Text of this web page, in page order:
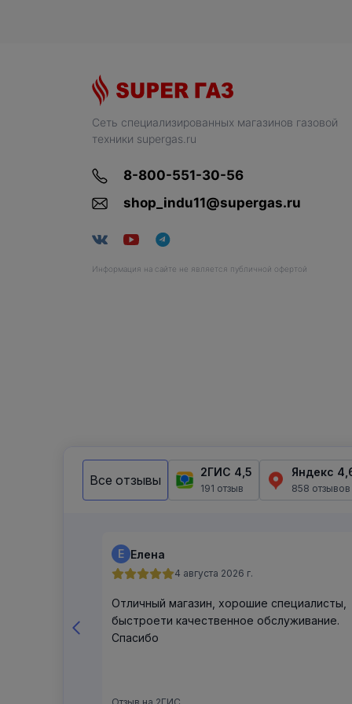
Сеть специализированных магазинов газовой
техники supergas.ru
8-800-551-30-56
shop_indu11@supergas.ru
Информация на сайте не является публичной офертой